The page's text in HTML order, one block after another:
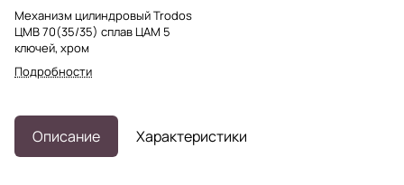
Механизм цилиндровый Trodos
ЦМВ 70(35/35) сплав ЦАМ 5
ключей, хром
Подробности
Описание Характеристики